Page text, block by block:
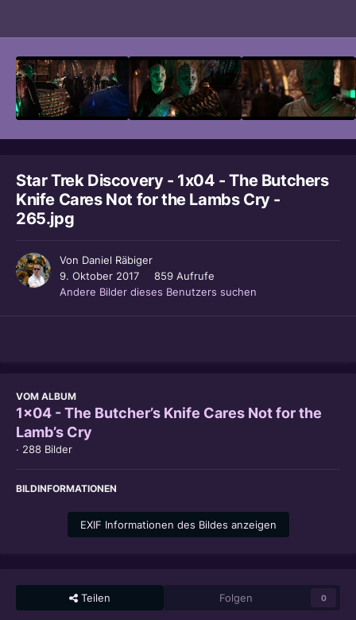
Star Trek Discovery - 1x04 - The Butchers
Knife Cares Not for the Lambs Cry -
265.jpg
Von Daniel Räbiger
9. Oktober 2017
859 Aufrufe
Andere Bilder dieses Benutzers suchen
VOM ALBUM
1x04 - The Butcher’s Knife Cares Not for the
Lamb’s Cry
· 288 Bilder
BILDINFORMATIONEN
EXIF Informationen des Bildes anzeigen
Teilen Folgen 0